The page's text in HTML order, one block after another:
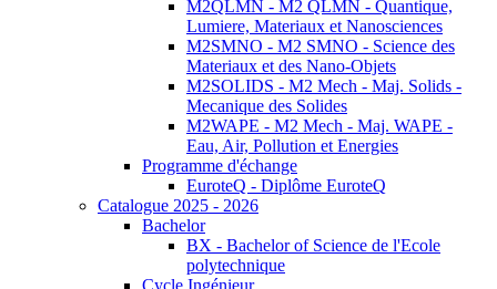
M2QLMN - M2 QLMN - Quantique,
Lumiere, Materiaux et Nanosciences
M2SMNO - M2 SMNO - Science des
Materiaux et des Nano-Objets
M2SOLIDS - M2 Mech - Maj. Solids -
Mecanique des Solides
M2WAPE - M2 Mech - Maj. WAPE -
Eau, Air, Pollution et Energies
Programme d'échange
EuroteQ - Diplôme EuroteQ
Catalogue 2025 - 2026
Bachelor
BX - Bachelor of Science de l'Ecole
polytechnique
Cycle Ingénieur